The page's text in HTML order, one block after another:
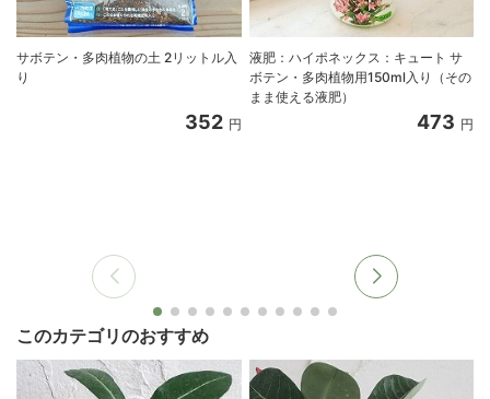
サボテン・多肉植物の土 2リットル入
り
352 円
液肥：ハイポネックス：キュート サ
ボテン・多肉植物用150ml入り（その
まま使える液肥）
473 円
このカテゴリのおすすめ